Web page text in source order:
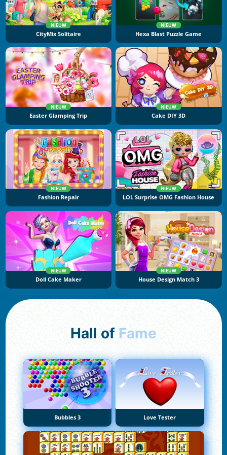
NIEUW
CityMix Solitaire
NIEUW
Hexa Blast Puzzle Game
NIEUW
Easter Glamping Trip
NIEUW
Cake DIY 3D
NIEUW
Fashion Repair
NIEUW
LOL Surprise OMG Fashion House
NIEUW
Doll Cake Maker
NIEUW
House Design Match 3
Hall of Fame
Bubbles 3 Love Tester